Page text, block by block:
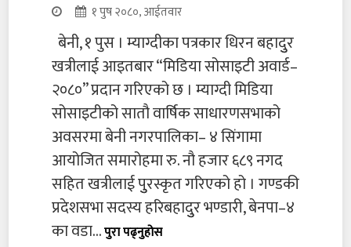
१ पुष २०८०, आईतवार
बेनी, १ पुस । म्याग्दीका पत्रकार धिरन बहादुुर
खत्रीलाई आइतबार “मिडिया सोसाइटी अवार्ड–
२०८०” प्रदान गरिएको छ । म्याग्दी मिडिया
सोसाइटीको सातौ वार्षिक साधारणसभाको
अवसरमा बेनी नगरपालिका– ४ सिंगामा
आयोजित समारोहमा रु. नौ हजार ६८९ नगद
सहित खत्रीलाई पुुरस्कृत गरिएको हो । गण्डकी
प्रदेशसभा सदस्य हरिबहादुुर भण्डारी, बेनपा–४
का वडा...पुरा पढ्नुहोस